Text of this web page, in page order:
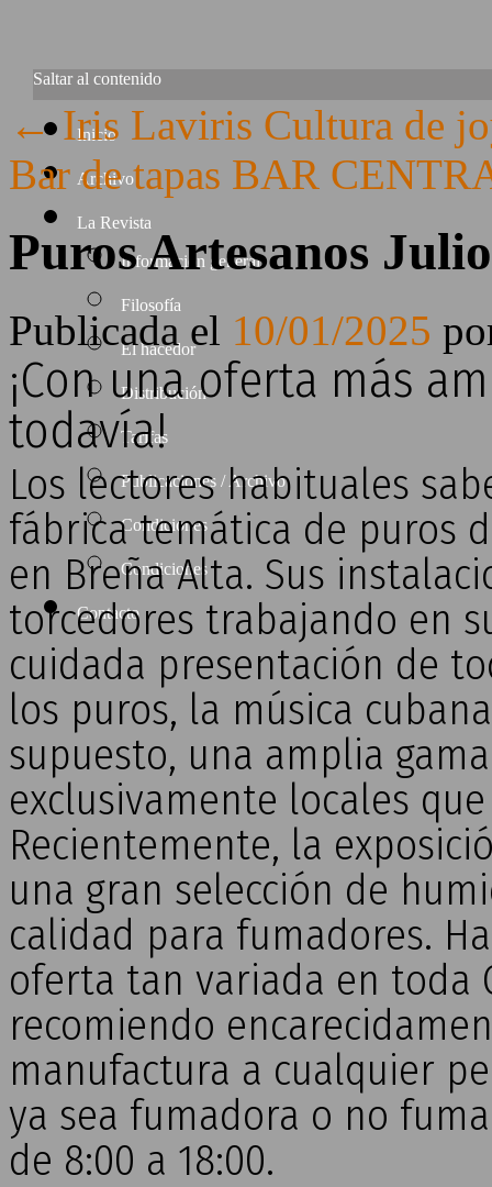
Saltar al contenido
Inicio
Archivo
La Revista
Información general
Filosofía
El hacedor
Distribución
Tarifas
Publicaciones / Archivo
Condiciones
Condiciones
Contacto
←Iris Laviris Cultura de
Bar de tapas BAR
Puros Artesanos
Publicada el 10/01/2025
¡Con una oferta más
todavía!
Los lectores habituales
fábrica temática de puros
en Breña Alta. Sus
torcedores trabajando en
cuidada presentación de
los puros, la música
supuesto, una amplia
exclusivamente locales
Recientemente, la
una gran selección de
calidad para fumadores.
oferta tan variada en toda
recomiendo
manufactura a cualquier
ya sea fumadora o no
de 8:00 a 18:00.